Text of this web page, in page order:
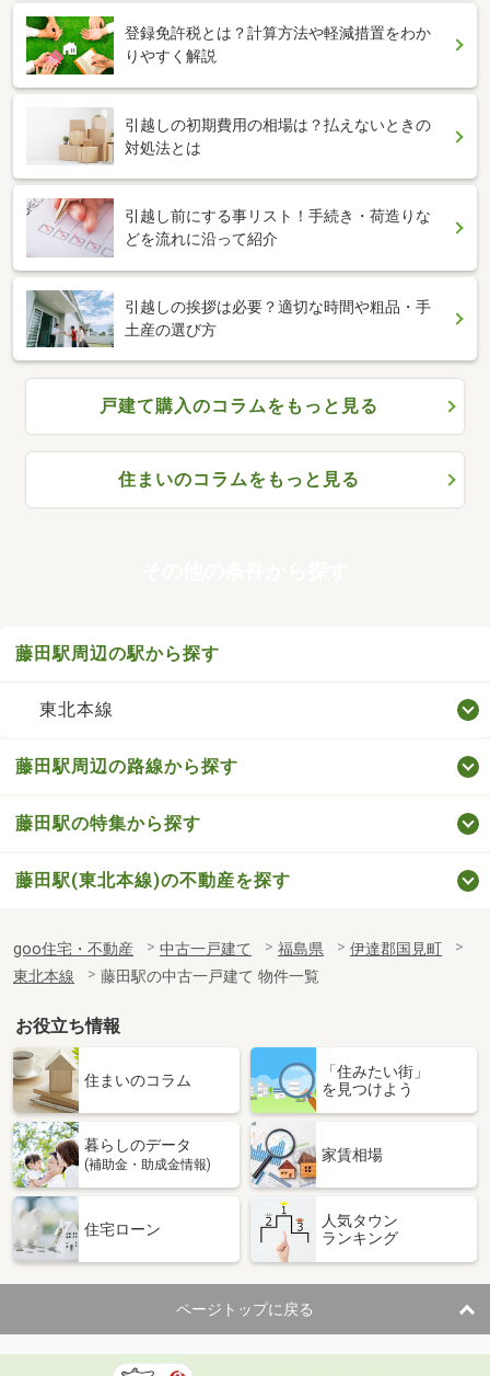
登録免許税とは？計算方法や軽減措置をわか
りやすく解説
引越しの初期費用の相場は？払えないときの
対処法とは
引越し前にする事リスト！手続き・荷造りな
どを流れに沿って紹介
引越しの挨拶は必要？適切な時間や粗品・手
土産の選び方
戸建て購入のコラムをもっと見る
住まいのコラムをもっと見る
藤田駅周辺の駅から探す
東北本線
藤田駅周辺の路線から探す
藤田駅の特集から探す
藤田駅(東北本線)の不動産を探す
goo住宅・不動産 中古一戸建て 福島県
伊達郡国見町
東北本線
藤田駅の中古一戸建て 物件一覧
お役立ち情報
住まいのコラム
「住みたい街」
を見つけよう
暮らしのデータ
(補助金・助成金情報)
家賃相場
住宅ローン
人気タウン
ランキング
ページトップに戻る